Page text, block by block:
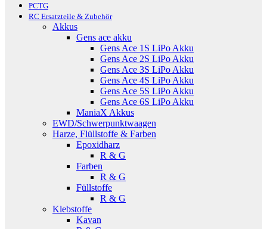
PCTG
RC Ersatzteile & Zubehör
Akkus
Gens ace akku
Gens Ace 1S LiPo Akku
Gens Ace 2S LiPo Akku
Gens Ace 3S LiPo Akku
Gens Ace 4S LiPo Akku
Gens Ace 5S LiPo Akku
Gens Ace 6S LiPo Akku
ManiaX Akkus
EWD/Schwerpunktwaagen
Harze, Flüllstoffe & Farben
Epoxidharz
R & G
Farben
R & G
Füllstoffe
R & G
Klebstoffe
Kavan